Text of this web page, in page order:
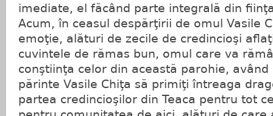
imediate, el făcând parte integrală din
Acum, în ceasul despărţirii de omul Vasile
emoţie, alături de zecile de credincioşi
cuvintele de rămas bun, omul care va
conştiinţa celor din această parohie,
părinte Vasile Chiţa să primiţi întreaga
partea credincioşilor din Teaca pentru tot